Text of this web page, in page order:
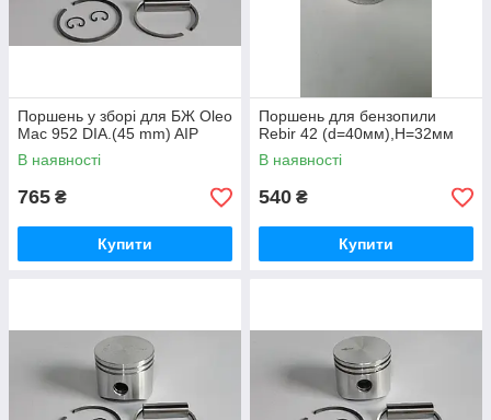
Поршень у зборі для БЖ Oleo
Mac 952 DIA.(45 mm) AIP
В наявності
765 ₴
Купити
Поршень для бензопили
Rebir 42 (d=40мм),H=32мм
В наявності
540 ₴
Купити